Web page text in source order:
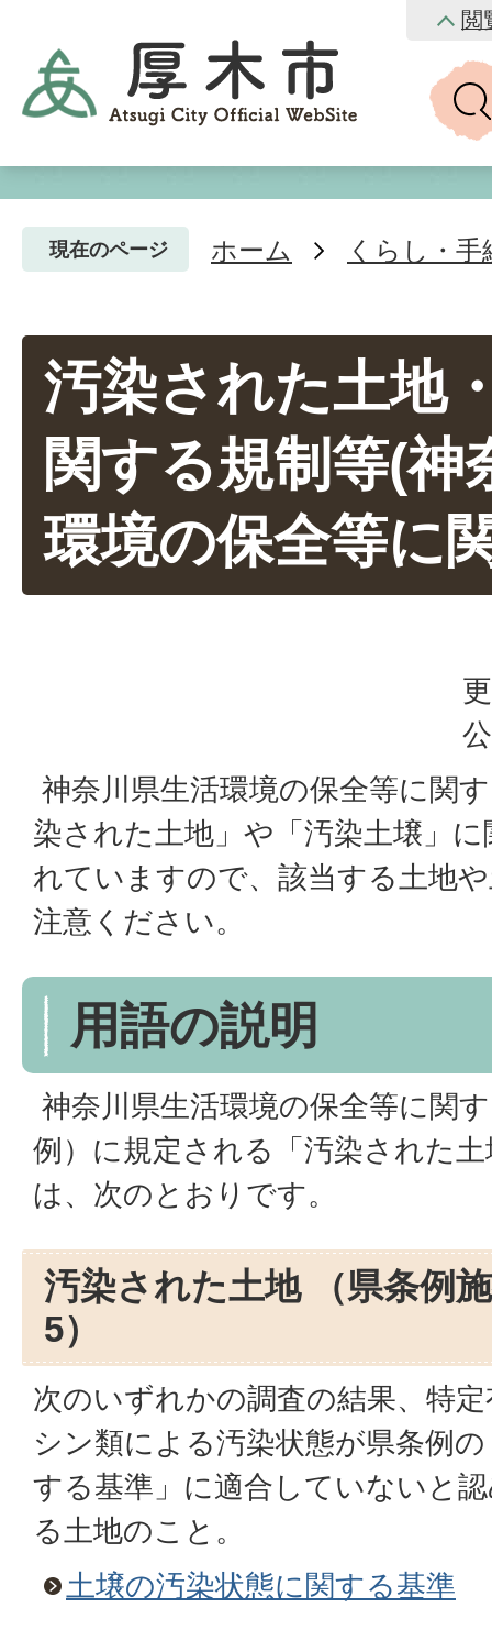
閲
現在のページ ホーム くらし・手
汚染された土地
関する規制等(神
環境の保全等に
神奈川県生活環境の保全等に関
染された土地」や「汚染土壌」
れていますので、該当する土地
注意ください。
用語の説明
神奈川県生活環境の保全等に関
例）に規定される「汚染された
は、次のとおりです。
汚染された土地 （県条例
5）
次のいずれかの調査の結果、特
シン類による汚染状態が県条例
する基準」に適合していないと
る土地のこと。
土壌の汚染状態に関する基準